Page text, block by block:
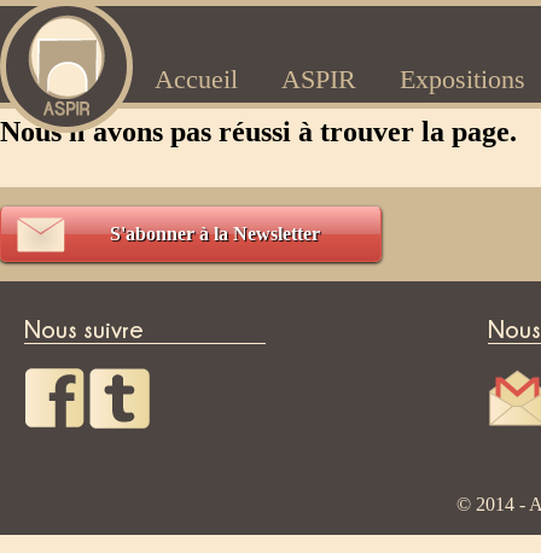
Accueil ASPIR Expositions
Nous n'avons pas réussi à trouver la page.
S'abonner à la Newsletter
Nous suivre
© 2014 -